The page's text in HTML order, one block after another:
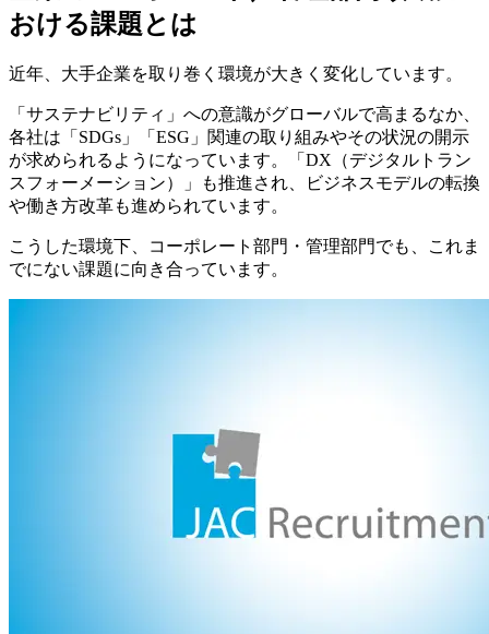
おける課題とは
近年、大手企業を取り巻く環境が大きく変化しています。
「サステナビリティ」への意識がグローバルで高まるなか、
各社は「SDGs」「ESG」関連の取り組みやその状況の開示
が求められるようになっています。「DX（デジタルトラン
スフォーメーション）」も推進され、ビジネスモデルの転換
や働き方改革も進められています。
こうした環境下、コーポレート部門・管理部門でも、これま
でにない課題に向き合っています。